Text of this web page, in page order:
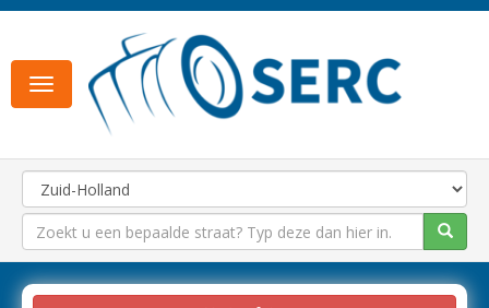
Toggle
navigation